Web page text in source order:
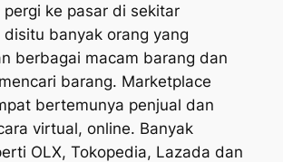
ke pasar di sekitar
disitu banyak orang yang
berbagai macam barang dan
barang. Marketplace
bertemunya penjual dan
virtual, online. Banyak
OLX, Tokopedia, Lazada dan